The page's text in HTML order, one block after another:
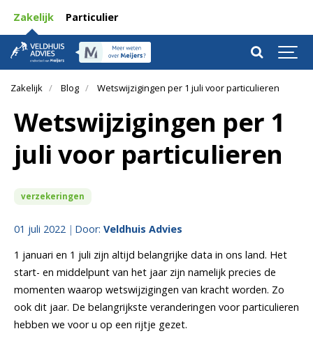
Zakelijk Particulier
Zakelijk Blog Wetswijzigingen per 1 juli voor particulieren
Wetswijzigingen per 1
juli voor particulieren
verzekeringen
01 juli 2022 Door: Veldhuis Advies
1 januari en 1 juli zijn altijd belangrijke data in ons land. Het
start- en middelpunt van het jaar zijn namelijk precies de
momenten waarop wetswijzigingen van kracht worden. Zo
ook dit jaar. De belangrijkste veranderingen voor particulieren
hebben we voor u op een rijtje gezet.